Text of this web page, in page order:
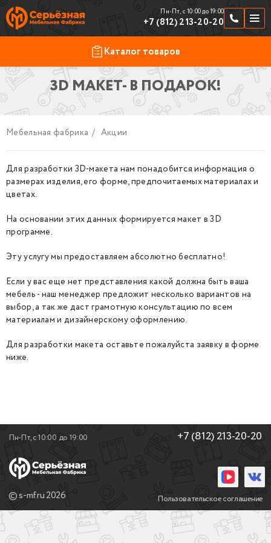
+7 (812) 213-20-20
Пн-Пт, с 10:00 до 19:00
Каталог товаров
Продукция По отраслям
Шкафчики
Скамейки и подставки
Стойки ресепшен
Замки к шкафчикам
Фурнитура
3D МАКЕТ- В ПОДАРОК!
Мебельная фабрика / Акции
Для разработки 3D-макета нам понадобится информация о
размерах изделия, его форме, предпочитаемых материалах и
цветах.
На основании этих данных формируется макет в 3D
программе.
Эту услугу мы предоставляем абсолютно бесплатно!
Если у вас еще нет представления какой должна быть ваша
мебель - наш менеджер предложит несколько вариантов на
выбор, а так же даст грамотную консультацию по всем
материалам и дизайнерскому оформлению.
Для разработки макета оставьте пожалуйста заявку в форме
ниже.
© s-mf.ru 2026
+7 (812) 213-20-20
Пн-Пт, с 10:00 до 19:00
Пользовательское соглашение